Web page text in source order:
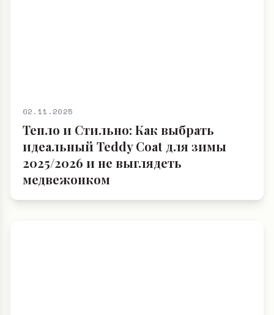
02.11.2025
Тепло и Стильно: Как выбрать
идеальный Teddy Coat для зимы
2025/2026 и не выглядеть
медвежонком